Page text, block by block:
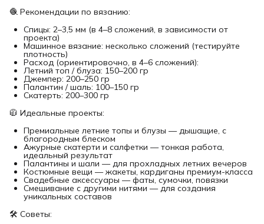
🧶 Рекомендации по вязанию:
Спицы: 2–3,5 мм (в 4–8 сложений, в зависимости от
проекта)
Машинное вязание: несколько сложений (тестируйте
плотность)
Расход (ориентировочно, в 4–6 сложений):
Летний топ / блуза: 150–200 гр
Джемпер: 200–250 гр
Палантин / шаль: 100–150 гр
Скатерть: 200–300 гр
🧥 Идеальные проекты:
Премиальные летние топы и блузы — дышащие, с
благородным блеском
Ажурные скатерти и салфетки — тонкая работа,
идеальный результат
Палантины и шали — для прохладных летних вечеров
Костюмные вещи — жакеты, кардиганы премиум-класса
Свадебные аксессуары — фаты, сумочки, повязки
Смешивание с другими нитями — для создания
уникальных составов
🛠 Советы: